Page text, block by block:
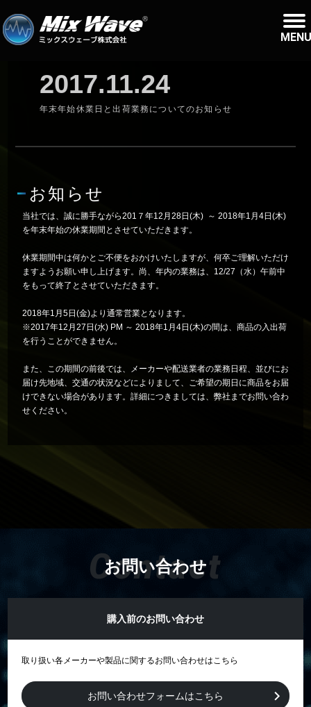
MENU
2017.11.24
年末年始休業日と出荷業務についてのお知らせ
お知らせ
当社では、誠に勝手ながら201７年12月28日(木) ～ 2018年1月4日(木)
を年末年始の休業期間とさせていただきます。
休業期間中は何かとご不便をおかけいたしますが、何卒ご理解いただけ
ますようお願い申し上げます。尚、年内の業務は、12/27（水）午前中
をもって終了とさせていただきます。
2018年1月5日(金)より通常営業となります。
※2017年12月27日(水) PM ～ 2018年1月4日(木)の間は、商品の入出荷
を行うことができません。
また、この期間の前後では、メーカーや配送業者の業務日程、並びにお
届け先地域、交通の状況などによりまして、ご希望の期日に商品をお届
けできない場合があります。 詳細につきましては、弊社までお問い合わ
せください。
お問い合わせ
Contact
購入前のお問い合わせ
取り扱い各メーカーや製品に関するお問い合わせはこちら
お問い合わせフォームはこちら